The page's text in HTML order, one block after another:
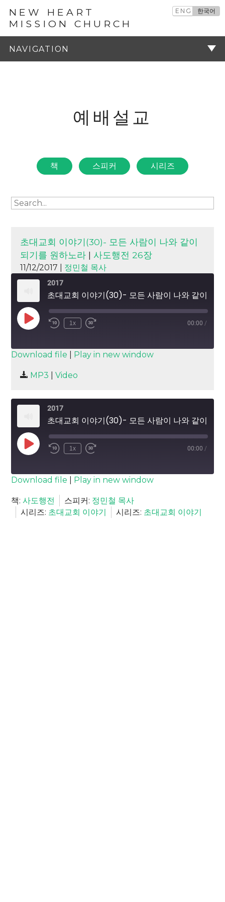
NEW HEART
MISSION CHURCH
ENG 한국어
예배설교
책 스피커 시리즈
초대교회 이야기(30)- 모든 사람이 나와 같이
되기를 원하노라 | 사도행전 26장
11/12/2017 | 정민철 목사
2017
Play
Episode
1x 00:00 /
SUBSCRIBE
RSS FEED
SHARE
Download file Play in new window
MP3 Video
2017
Play
Episode
1x 00:00 /
SUBSCRIBE
RSS FEED
SHARE
LINK
Download file Play in new window
책:사도행전 스피커: 정민철 목사
시리즈: 초대교회 이야기 시리즈: 초대교회 이야기